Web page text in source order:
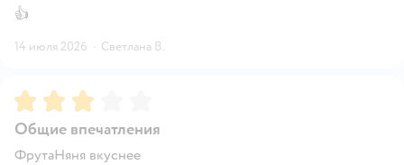
👍
14 июля 2026 · Светлана В.
Рейтинг:3
Общие впечатления
ФрутаНяня вкуснее